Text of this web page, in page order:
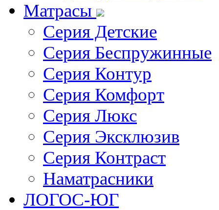
Матрасы
Серия Детские
Серия Беспружинные
Серия Контур
Серия Комфорт
Серия Люкс
Серия Эксклюзив
Серия Контраст
Наматрасники
ЛОГОС-ЮГ